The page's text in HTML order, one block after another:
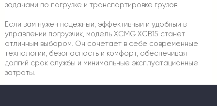
задачами по погрузке и транспортировке грузов.
Если вам нужен надежный, эффективный и удобный в
управлении погрузчик, модель XCMG XCB15 станет
отличным выбором. Он сочетает в себе современные
технологии, безопасность и комфорт, обеспечивая
долгий срок службы и минимальные эксплуатационные
затраты.